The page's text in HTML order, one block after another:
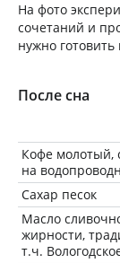
На фото
сочетаний и
нужно готовить
После сна
Кофе молотый,
на
Сахар песок
Масло
жирности,
т.ч.